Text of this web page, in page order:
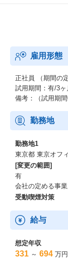
下記資格取得と
【技術評価対象
◆応用情報技術者
◆SAP関連資格
◆Salesforce関連
◆Tableau関連資
◆Tagetik関連資
雇用形態
正社員
（期間の
試用期間：有/3ヶ
備考：（試用期
勤務地
勤務地1
東京都 東京オフ
[変更の範囲]
有
会社の定める事
受動喫煙対策
給与
想定年収
331 ～ 694 万円